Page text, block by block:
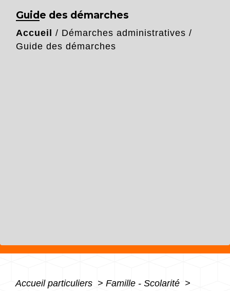
Guide des démarches
Accueil / Démarches administratives /
Guide des démarches
Accueil particuliers > Famille - Scolarité >